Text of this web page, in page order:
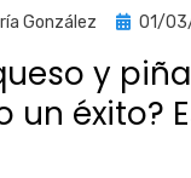
González
Publicada
01/
y
un éxito?